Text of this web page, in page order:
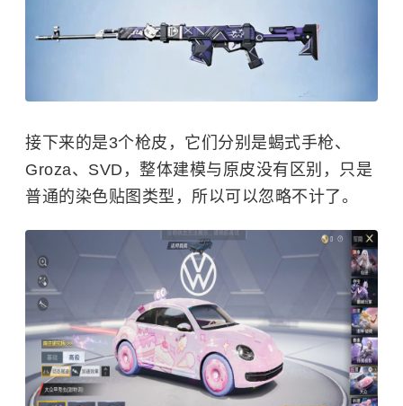
接下来的是3个枪皮，它们分别是蝎式手枪、
Groza、 SVD ，整体建模与原皮没有区别，只是
普通的染色贴图类型，所以可以忽略不计了。